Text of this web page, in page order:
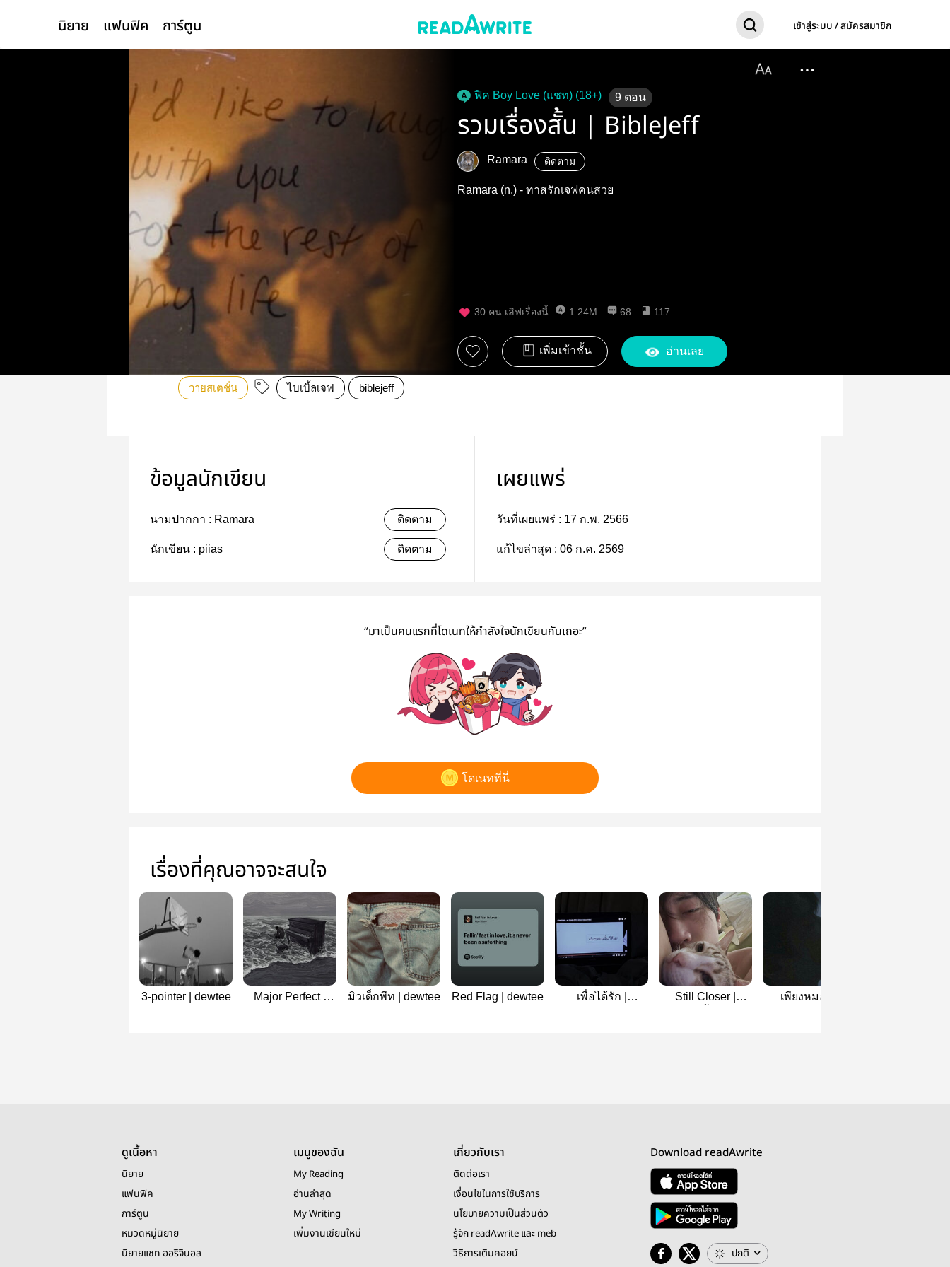
นิยาย แฟนฟิค การ์ตูน เข้าสู่ระบบ / สมัครสมาชิก
ฟิค Boy Love (แชท) (18+) 9 ตอน
รวมเรื่องสั้น | BibleJeff
Ramara ติดตาม
Ramara (n.) - ทาสรักเจฟคนสวย
30 คน เลิฟเรื่องนี้ 1.24M 68 117
เพิ่มเข้าชั้น อ่านเลย
วายสเตชั่น ไบเบิ้ลเจฟ biblejeff
ข้อมูลนักเขียน
นามปากกา : Ramara ติดตาม
นักเขียน : piias ติดตาม
เผยแพร่
วันที่เผยแพร่ : 17 ก.พ. 2566
แก้ไขล่าสุด : 06 ก.ค. 2569
“มาเป็นคนแรกที่โดเนทให้กำลังใจนักเขียนกันเถอะ”
โดเนทที่นี่
เรื่องที่คุณอาจจะสนใจ
3-pointer | dewtee
Major Perfect |
มิวเด็กพีท | dewtee Red Flag | dewtee
เพื่อได้รัก |
Still Closer |
เพียงหมอก |
ดูเนื้อหา
นิยาย
แฟนฟิค
การ์ตูน
หมวดหมู่นิยาย
นิยายแชท ออริจินอล
เมนูของฉัน
My Reading
อ่านล่าสุด
My Writing
เพิ่มงานเขียนใหม่
เกี่ยวกับเรา
ติดต่อเรา
เงื่อนไขในการใช้บริการ
นโยบายความเป็นส่วนตัว
รู้จัก readAwrite และ meb
วิธีการเติมคอยน์
Download readAwrite
ปกติ